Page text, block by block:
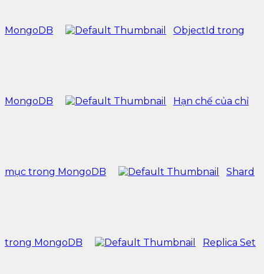
MongoDB ObjectId trong
MongoDB Hạn chế của chỉ
mục trong MongoDB Shard
trong MongoDB Replica Set